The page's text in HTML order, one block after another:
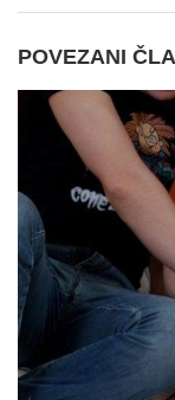
POVEZANI